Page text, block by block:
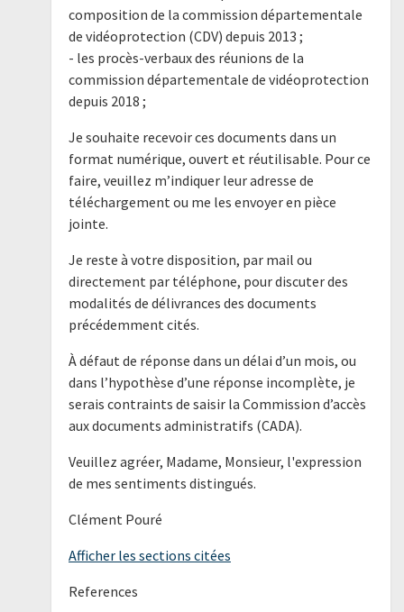
composition de la commission départementale
de vidéoprotection (CDV) depuis 2013 ;
- les procès-verbaux des réunions de la
commission départementale de vidéoprotection
depuis 2018 ;
Je souhaite recevoir ces documents dans un
format numérique, ouvert et réutilisable. Pour ce
faire, veuillez m’indiquer leur adresse de
téléchargement ou me les envoyer en pièce
jointe.
Je reste à votre disposition, par mail ou
directement par téléphone, pour discuter des
modalités de délivrances des documents
précédemment cités.
À défaut de réponse dans un délai d’un mois, ou
dans l’hypothèse d’une réponse incomplète, je
serais contraints de saisir la Commission d’accès
aux documents administratifs (CADA).
Veuillez agréer, Madame, Monsieur, l'expression
de mes sentiments distingués.
Clément Pouré
Afficher les sections citées
References